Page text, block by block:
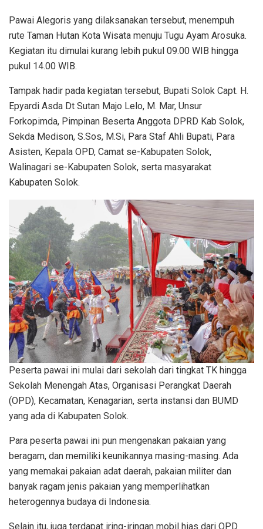
Pawai Alegoris yang dilaksanakan tersebut, menempuh
rute Taman Hutan Kota Wisata menuju Tugu Ayam Arosuka.
Kegiatan itu dimulai kurang lebih pukul 09.00 WIB hingga
pukul 14.00 WIB.
Tampak hadir pada kegiatan tersebut, Bupati Solok Capt. H.
Epyardi Asda Dt Sutan Majo Lelo, M. Mar, Unsur
Forkopimda, Pimpinan Beserta Anggota DPRD Kab Solok,
Sekda Medison, S.Sos, M.Si, Para Staf Ahli Bupati, Para
Asisten, Kepala OPD, Camat se-Kabupaten Solok,
Walinagari se-Kabupaten Solok, serta masyarakat
Kabupaten Solok.
Peserta pawai ini mulai dari sekolah dari tingkat TK hingga
Sekolah Menengah Atas, Organisasi Perangkat Daerah
(OPD), Kecamatan, Kenagarian, serta instansi dan BUMD
yang ada di Kabupaten Solok.
Para peserta pawai ini pun mengenakan pakaian yang
beragam, dan memiliki keunikannya masing-masing. Ada
yang memakai pakaian adat daerah, pakaian militer dan
banyak ragam jenis pakaian yang memperlihatkan
heterogennya budaya di Indonesia.
Selain itu, juga terdapat iring-iringan mobil hias dari OPD